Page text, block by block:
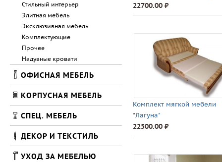
22700.00 ⃏
Комплект мягкой мебели
"Лагуна"
22500.00 ⃏
Стильный интерьер
Элитная мебель
Эксклюзивная мебель
Комплектующие
Прочее
Надувные кровати
ОФИСНАЯ МЕБЕЛЬ
КОРПУСНАЯ МЕБЕЛЬ
СПЕЦ. МЕБЕЛЬ
ДЕКОР И ТЕКСТИЛЬ
УХОД ЗА МЕБЕЛЬЮ